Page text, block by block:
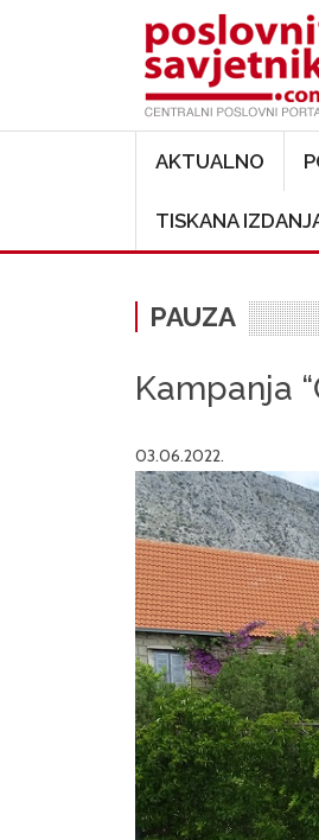
AKTUALNO
TISKANA
PAUZA
Kampanja
03.06.2022.